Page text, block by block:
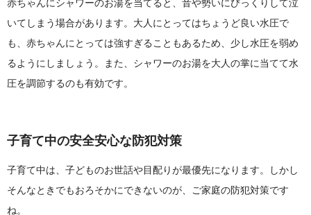
赤ちゃんにシャワーのお湯を当てると、音や勢いにびっくりして泣
いてしまう場合があります。大人にとってはちょうど良い水圧で
も、赤ちゃんにとっては強すぎることもあるため、少し水圧を弱め
るようにしましょう。また、シャワーのお湯を大人の掌に当てて水
圧を調節するのも有効です。
子育て中の安全安心な防犯対策
子育て中は、子どものお世話や目配りが最優先になります。しかし
そんなときでもおろそかにできないのが、ご家庭の防犯対策です
ね。